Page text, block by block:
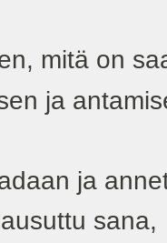
mitä on
ja
ja
sana,